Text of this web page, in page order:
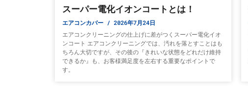
スーパー電化イオンコートとは！
エアコンカバー 2026年7月24日
エアコンクリーニングの仕上げに差がつくスーパー電化イオ
ンコート エアコンクリーニングでは、汚れを落とすことはも
ちろん大切ですが、その後の『きれいな状態をどれだけ維持
できるか』も、お客様満足度を左右する重要なポイントで
す。